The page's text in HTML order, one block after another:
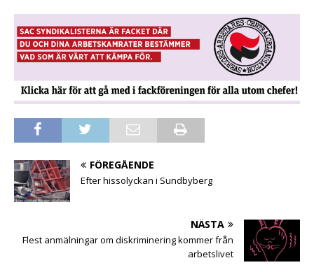
FÖREGÅENDE
Efter hissolyckan i Sundbyberg
NÄSTA
Flest anmälningar om diskriminering kommer från
arbetslivet